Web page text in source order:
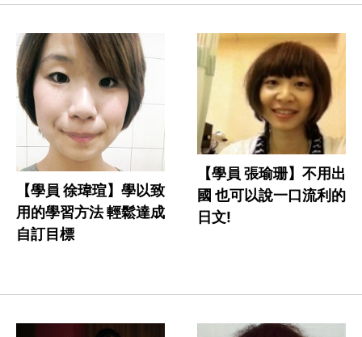
【學員 徐瑋瑄】學以致
用的學習方法 輕鬆達成
自訂目標
【學員 張瑜珊】不用出
國 也可以說一口流利的
日文!